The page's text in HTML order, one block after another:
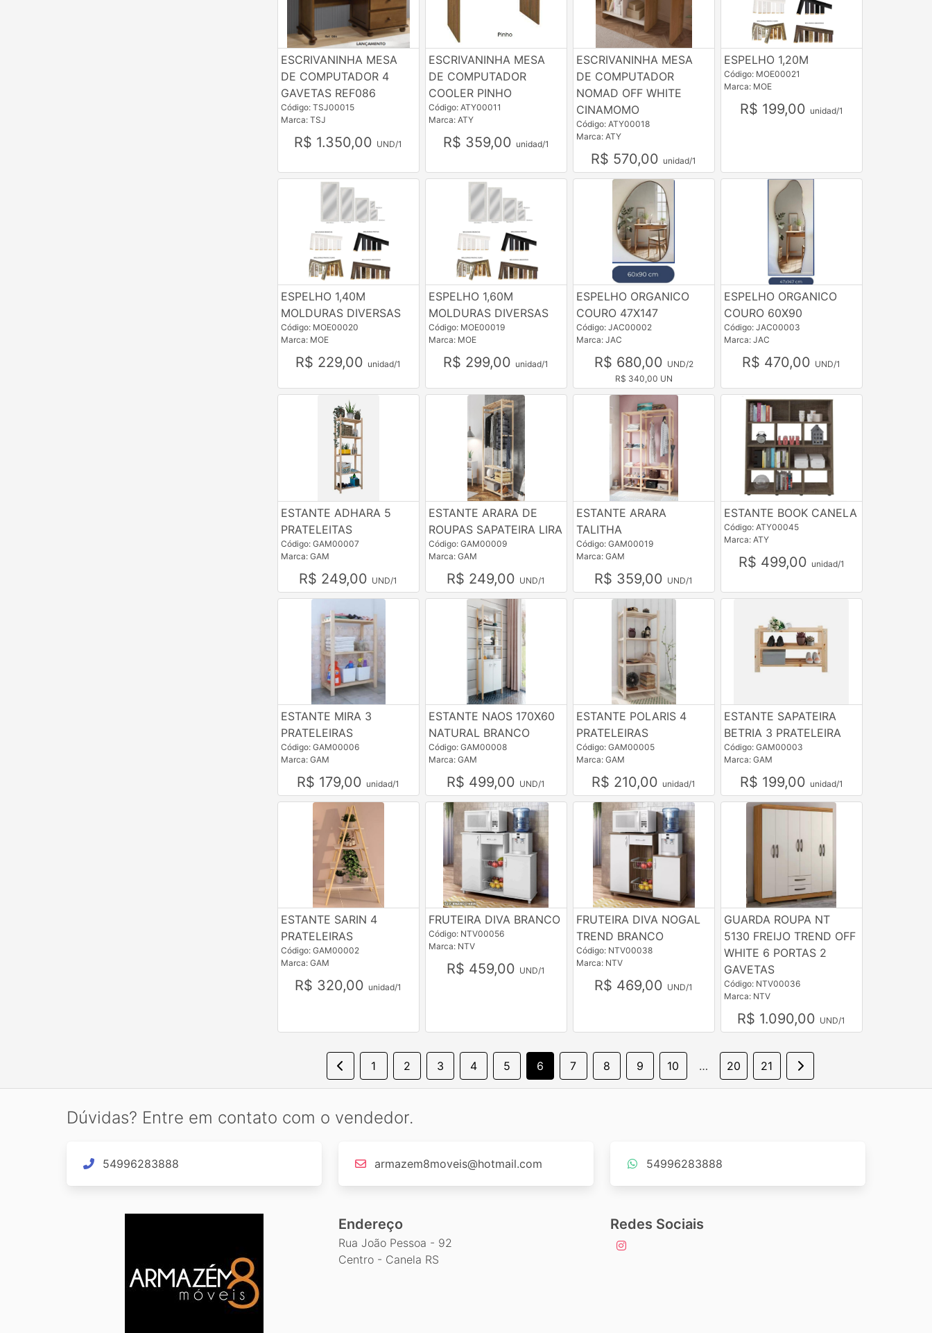
ESCRIVANINHA MESA
DE COMPUTADOR 4
GAVETAS REF086
Código: TSJ00015
Marca: TSJ
R$ 1.350,00 UND/1
ESCRIVANINHA MESA
DE COMPUTADOR
COOLER PINHO
Código: ATY00011
Marca: ATY
R$ 359,00 unidad/1
ESCRIVANINHA MESA
DE COMPUTADOR
NOMAD OFF WHITE
CINAMOMO
Código: ATY00018
Marca: ATY
R$ 570,00 unidad/1
ESPELHO 1,20M
Código: MOE00021
Marca: MOE
R$ 199,00 unidad/1
ESPELHO 1,40M
MOLDURAS DIVERSAS
Código: MOE00020
Marca: MOE
R$ 229,00 unidad/1
ESPELHO 1,60M
MOLDURAS DIVERSAS
Código: MOE00019
Marca: MOE
R$ 299,00 unidad/1
ESPELHO ORGANICO
COURO 47X147
Código: JAC00002
Marca: JAC
R$ 680,00 UND/2
R$ 340,00 UN
ESPELHO ORGANICO
COURO 60X90
Código: JAC00003
Marca: JAC
R$ 470,00 UND/1
ESTANTE ADHARA 5
PRATELEITAS
Código: GAM00007
Marca: GAM
R$ 249,00 UND/1
ESTANTE ARARA DE
ROUPAS SAPATEIRA LIRA
Código: GAM00009
Marca: GAM
R$ 249,00 UND/1
ESTANTE ARARA
TALITHA
Código: GAM00019
Marca: GAM
R$ 359,00 UND/1
ESTANTE BOOK CANELA
Código: ATY00045
Marca: ATY
R$ 499,00 unidad/1
ESTANTE MIRA 3
PRATELEIRAS
Código: GAM00006
Marca: GAM
R$ 179,00 unidad/1
ESTANTE NAOS 170X60
NATURAL BRANCO
Código: GAM00008
Marca: GAM
R$ 499,00 UND/1
ESTANTE POLARIS 4
PRATELEIRAS
Código: GAM00005
Marca: GAM
R$ 210,00 unidad/1
ESTANTE SAPATEIRA
BETRIA 3 PRATELEIRA
Código: GAM00003
Marca: GAM
R$ 199,00 unidad/1
ESTANTE SARIN 4
PRATELEIRAS
Código: GAM00002
Marca: GAM
R$ 320,00 unidad/1
FRUTEIRA DIVA BRANCO
Código: NTV00056
Marca: NTV
R$ 459,00 UND/1
FRUTEIRA DIVA NOGAL
TREND BRANCO
Código: NTV00038
Marca: NTV
R$ 469,00 UND/1
GUARDA ROUPA NT
5130 FREIJO TREND OFF
WHITE 6 PORTAS 2
GAVETAS
Código: NTV00036
Marca: NTV
R$ 1.090,00 UND/1
1 2 3 4 5 6 7 8 9 10 … 20 21
Dúvidas? Entre em contato com o vendedor.
54996283888 armazem8moveis@hotmail.com 54996283888
Endereço
Rua João Pessoa - 92
Centro - Canela RS
Redes Sociais